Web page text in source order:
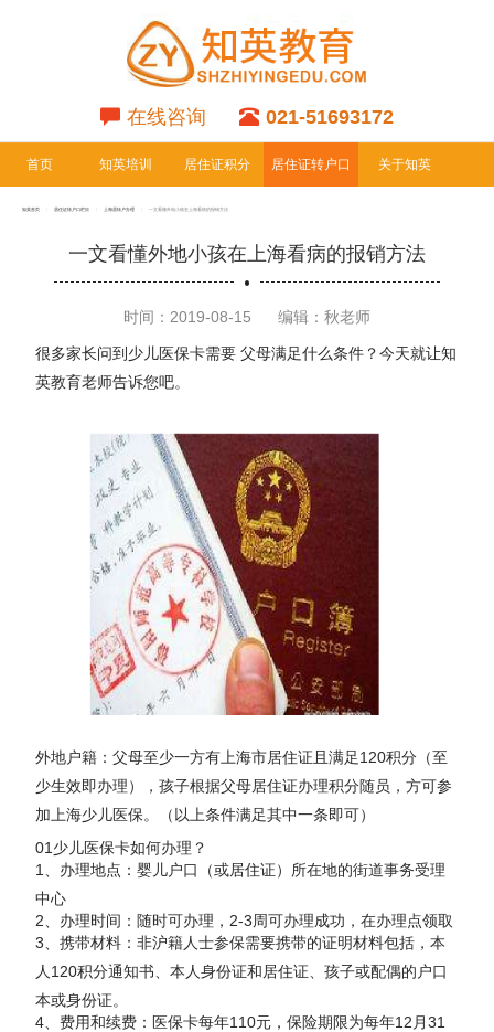
在线咨询 021-51693172
首页 知英培训 居住证积分
专栏
居住证转户口 关于知英
知英首页 居住证转户口栏目 上海居转户办理 一文看懂外地小孩在上海看病的报销方法
一文看懂外地小孩在上海看病的报销方法
时间：2019-08-15 编辑：秋老师
很多家长问到少儿医保卡需要 父母满足什么条件？今天就让知
英教育老师告诉您吧。
外地户籍：父母至少一方有上海市居住证且满足120积分（至
少生效即办理），孩子根据父母居住证办理积分随员，方可参
加上海少儿医保。（以上条件满足其中一条即可）
01少儿医保卡如何办理？
1、办理地点：婴儿户口（或居住证）所在地的街道事务受理
中心
2、办理时间：随时可办理，2-3周可办理成功，在办理点领取
3、携带材料：非沪籍人士参保需要携带的证明材料包括，本
人120积分通知书、本人身份证和居住证、孩子或配偶的户口
本或身份证。
4、费用和续费：医保卡每年110元，保险期限为每年12月31